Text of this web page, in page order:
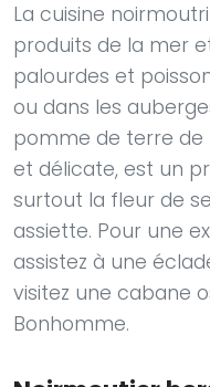
La cuisine
produits de la mer
palourdes et
ou dans les
pomme de terre de
et délicate, est un
surtout la fleur de
assiette. Pour une
assistez à une
visitez une cabane
Bonhomme.